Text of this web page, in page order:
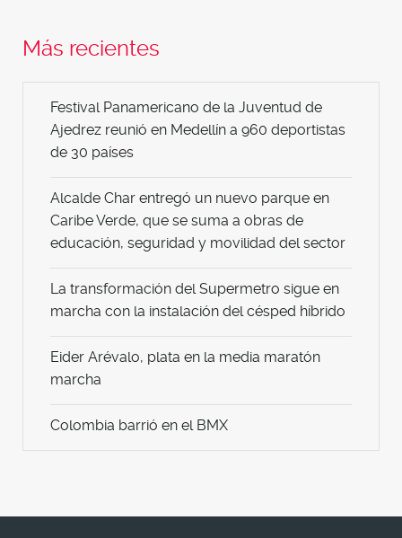
Más recientes
Festival Panamericano de la Juventud de
Ajedrez reunió en Medellín a 960 deportistas
de 30 países
Alcalde Char entregó un nuevo parque en
Caribe Verde, que se suma a obras de
educación, seguridad y movilidad del sector
La transformación del Supermetro sigue en
marcha con la instalación del césped híbrido
Eider Arévalo, plata en la media maratón
marcha
Colombia barrió en el BMX